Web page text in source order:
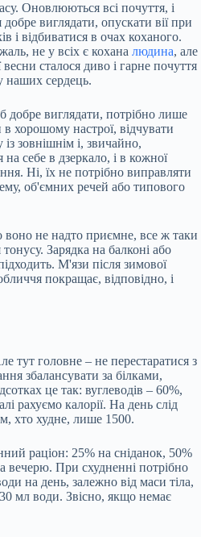
Оновлюються всі почуття, і
виглядати, опускати вії при
і відбиватися в очах коханого.
не у всіх є кохана людина, але
сталося диво і гарне почуття
наших сердець.
виглядати, потрібно лише
хорошому настрої, відчувати
із зовнішнім і, звичайно,
себе в дзеркало, і в кожної
Ні, їх не потрібно виправляти
об'ємних речей або типового
не надто приємне, все ж таки
Зарядка на балконі або
М'язи після зимової
покращає, відповідно, і
тут головне – не перестаратися з
збалансувати за білками,
це так: вуглеводів – 60%,
рахуємо калорії. На день слід
хто худне, лише 1500.
раціон: 25% на сніданок, 50%
вечерю. При схудненні потрібно
на день, залежно від маси тіла,
мл води. Звісно, якщо немає